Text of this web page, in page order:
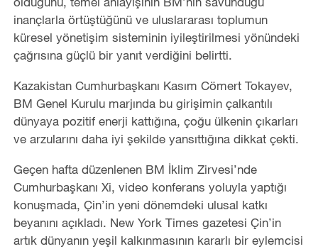
inançlarla örtüştüğünü ve uluslararası toplumun
küresel yönetişim sisteminin iyileştirilmesi yönündeki
çağrısına güçlü bir yanıt verdiğini belirtti.
Kazakistan Cumhurbaşkanı Kasım Cömert Tokayev,
BM Genel Kurulu marjında bu girişimin çalkantılı
dünyaya pozitif enerji kattığına, çoğu ülkenin çıkarları
ve arzularını daha iyi şekilde yansıttığına dikkat çekti.
Geçen hafta düzenlenen BM İklim Zirvesi’nde
Cumhurbaşkanı Xi, video konferans yoluyla yaptığı
konuşmada, Çin’in yeni dönemdeki ulusal katkı
beyanını açıkladı. New York Times gazetesi Çin’in
artık dünyanın yeşil kalkınmasının kararlı bir eylemcisi